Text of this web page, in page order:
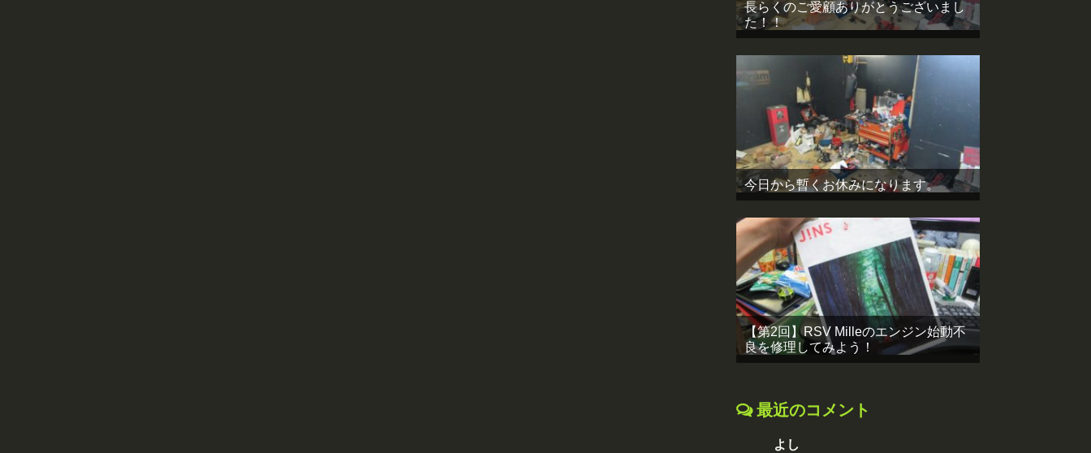
長らくのご愛顧ありがとうございまし
た！！
今日から暫くお休みになります。
【第2回】RSV Milleのエンジン始動不
良を修理してみよう！
最近のコメント
よし